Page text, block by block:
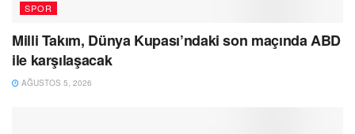
SPOR
Milli Takım, Dünya Kupası’ndaki son maçında ABD
ile karşılaşacak
AĞUSTOS 5, 2026